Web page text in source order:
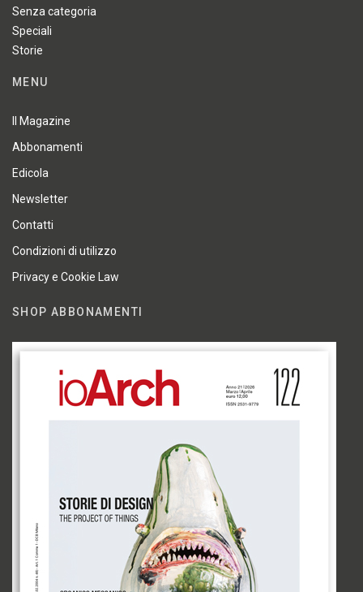
Senza categoria
Speciali
Storie
MENU
Il Magazine
Abbonamenti
Edicola
Newsletter
Contatti
Condizioni di utilizzo
Privacy e Cookie Law
SHOP ABBONAMENTI